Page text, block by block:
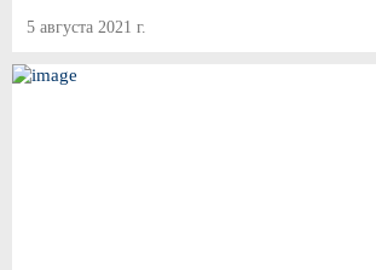
5 августа 2021 г.